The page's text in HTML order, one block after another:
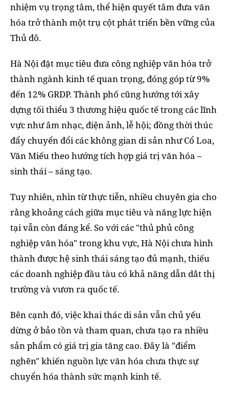
nhiệm vụ trọng tâm, thể hiện quyết tâm đưa văn
hóa trở thành một trụ cột phát triển bền vững của
Thủ đô.
Hà Nội đặt mục tiêu đưa công nghiệp văn hóa trở
thành ngành kinh tế quan trọng, đóng góp từ 9%
đến 12% GRDP. Thành phố cũng hướng tới xây
dựng tối thiểu 3 thương hiệu quốc tế trong các lĩnh
vực như âm nhạc, điện ảnh, lễ hội; đồng thời thúc
đẩy chuyển đổi các không gian di sản như Cổ Loa,
Văn Miếu theo hướng tích hợp giá trị văn hóa –
sinh thái – sáng tạo.
Tuy nhiên, nhìn từ thực tiễn, nhiều chuyên gia cho
rằng khoảng cách giữa mục tiêu và năng lực hiện
tại vẫn còn đáng kể. So với các "thủ phủ công
nghiệp văn hóa" trong khu vực, Hà Nội chưa hình
thành được hệ sinh thái sáng tạo đủ mạnh, thiếu
các doanh nghiệp đầu tàu có khả năng dẫn dắt thị
trường và vươn ra quốc tế.
Bên cạnh đó, việc khai thác di sản vẫn chủ yếu
dừng ở bảo tồn và tham quan, chưa tạo ra nhiều
sản phẩm có giá trị gia tăng cao. Đây là "điểm
nghẽn" khiến nguồn lực văn hóa chưa thực sự
chuyển hóa thành sức mạnh kinh tế.